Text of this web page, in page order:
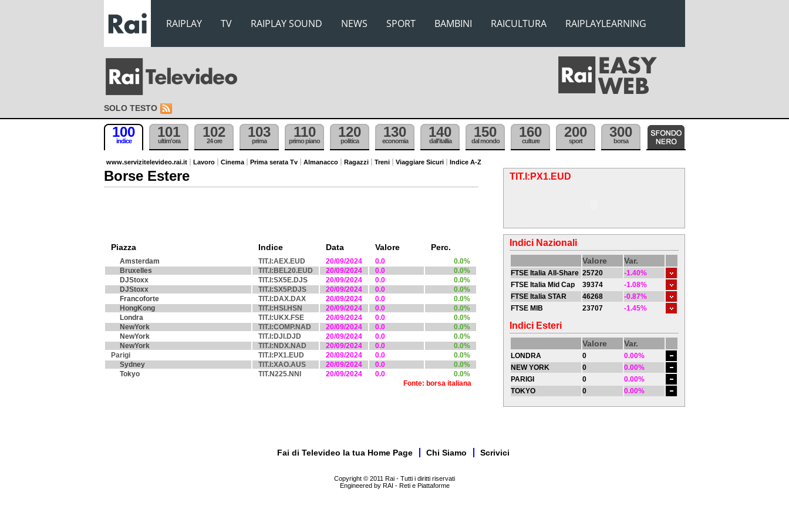
RAIPLAY TV RAIPLAY SOUND NEWS SPORT BAMBINI RAICULTURA RAIPLAYLEARNING
SOLO TESTO
100
indice
101
ultim'ora
102
24 ore
103
prima
110
primo piano
120
politica
130
economia
140
dall'itallia
150
dal mondo
160
culture
200
sport
300
borsa
www.servizitelevideo.rai.it Lavoro Cinema Prima serata Tv Almanacco Ragazzi Treni Viaggiare Sicuri Indice A-Z
Borse Estere
Piazza Indice Data Valore Perc.
Amsterdam TIT.I:AEX.EUD 20/09/2024 0.0
0.0%
Bruxelles
TIT.I:BEL20.EUD 20/09/2024 0.0
0.0%
DJStoxx
TIT.I:SX5E.DJS 20/09/2024 0.0
0.0%
DJStoxx
TIT.I:SX5P.DJS 20/09/2024 0.0
0.0%
Francoforte
TIT.I:DAX.DAX 20/09/2024 0.0
0.0%
HongKong
TIT.I:HSI.HSN 20/09/2024 0.0
0.0%
Londra
TIT.I:UKX.FSE 20/09/2024 0.0
0.0%
NewYork
TIT.I:COMP.NAD 20/09/2024 0.0
0.0%
NewYork
TIT.I:DJI.DJD 20/09/2024 0.0
0.0%
NewYork
TIT.I:NDX.NAD 20/09/2024 0.0
0.0%
Parigi
TIT.I:PX1.EUD 20/09/2024 0.0
0.0%
Sydney
TIT.I:XAO.AUS 20/09/2024 0.0
0.0%
Tokyo
TIT.N225.NNI 20/09/2024 0.0
0.0%
Fonte: borsa italiana
TIT.I:PX1.EUD
Indici Nazionali
Valore Var.
FTSE Italia All-Share 25720
-1.40%
FTSE Italia Mid Cap
39374
-1.08%
FTSE Italia STAR
46268
-0.87%
FTSE MIB
23707 -1.45%
Indici Esteri
Valore Var.
LONDRA 0
0.00%
NEW YORK
0
0.00%
PARIGI
0
0.00%
TOKYO
0 0.00%
Fai di Televideo la tua Home Page Chi Siamo Scrivici
Copyright © 2011 Rai - Tutti i diritti riservati
Engineered by RAI - Reti e Piattaforme